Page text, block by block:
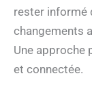
rester informé
changements
Une approche
et connectée.